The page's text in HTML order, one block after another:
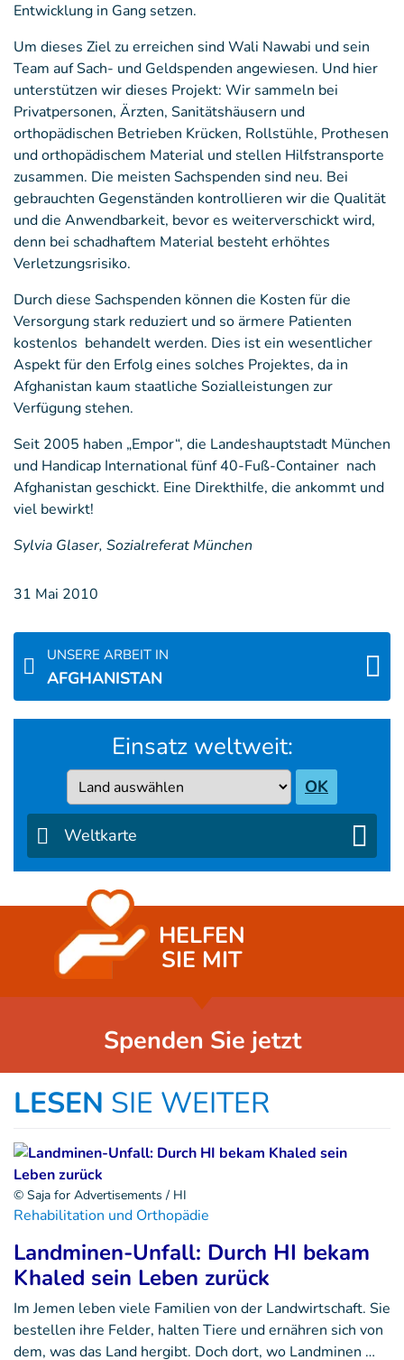
Entwicklung in Gang setzen.
Um dieses Ziel zu erreichen sind Wali Nawabi und sein
Team auf Sach- und Geldspenden angewiesen. Und hier
unterstützen wir dieses Projekt: Wir sammeln bei
Privatpersonen, Ärzten, Sanitätshäusern und
orthopädischen Betrieben Krücken, Rollstühle, Prothesen
und orthopädischem Material und stellen Hilfstransporte
zusammen. Die meisten Sachspenden sind neu. Bei
gebrauchten Gegenständen kontrollieren wir die Qualität
und die Anwendbarkeit, bevor es weiterverschickt wird,
denn bei schadhaftem Material besteht erhöhtes
Verletzungsrisiko.
Durch diese Sachspenden können die Kosten für die
Versorgung stark reduziert und so ärmere Patienten
kostenlos behandelt werden. Dies ist ein wesentlicher
Aspekt für den Erfolg eines solches Projektes, da in
Afghanistan kaum staatliche Sozialleistungen zur
Verfügung stehen.
Seit 2005 haben „Empor“, die Landeshauptstadt München
und Handicap International fünf 40-Fuß-Container nach
Afghanistan geschickt. Eine Direkthilfe, die ankommt und
viel bewirkt!
Sylvia Glaser, Sozialreferat München
31 Mai 2010
UNSERE ARBEIT IN
AFGHANISTAN
Einsatz weltweit:
Country OK
Weltkarte
HELFEN
SIE MIT
Spenden Sie jetzt
LESEN SIE WEITER
© Saja for Advertisements / HI
Rehabilitation und Orthopädie
Landminen-Unfall: Durch HI bekam
Khaled sein Leben zurück
Im Jemen leben viele Familien von der Landwirtschaft. Sie
bestellen ihre Felder, halten Tiere und ernähren sich von
dem, was das Land hergibt. Doch dort, wo Landminen …